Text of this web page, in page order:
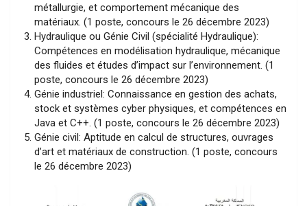
métallurgie, et comportement mécanique des
matériaux. (1 poste, concours le 26 décembre 2023)
Hydraulique ou Génie Civil (spécialité Hydraulique):
Compétences en modélisation hydraulique, mécanique
des fluides et études d’impact sur l’environnement. (1
poste, concours le 26 décembre 2023)
Génie industriel: Connaissance en gestion des achats,
stock et systèmes cyber physiques, et compétences en
Java et C++. (1 poste, concours le 26 décembre 2023)
Génie civil: Aptitude en calcul de structures, ouvrages
d’art et matériaux de construction. (1 poste, concours
le 26 décembre 2023)